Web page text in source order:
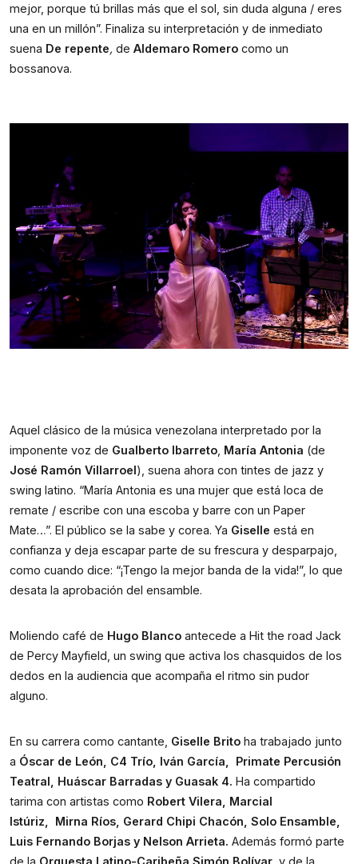
mejor, porque tú brillas más que el sol, sin duda alguna / eres
una en un millón”. Finaliza su interpretación y de inmediato
suena De repente, de Aldemaro Romero como un
bossanova.
Aquel clásico de la música venezolana interpretado por la
imponente voz de Gualberto Ibarreto María Antonia (de
José Ramón Villarroel), suena ahora con tintes de jazz y
swing latino. “María Antonia es una mujer que está loca de
remate / escribe con una escoba y barre con un Paper
Mate…”. El público se la sabe y corea. Ya Giselle está en
confianza y deja escapar parte de su frescura y desparpajo,
como cuando dice: “¡Tengo la mejor banda de la vida!”, lo que
desata la aprobación del ensamble.
Moliendo café de Hugo Blanco antecede a Hit the road Jack
de Percy Mayfield, un swing que activa los chasquidos de los
dedos en la audiencia que acompaña el ritmo sin pudor
alguno.
En su carrera como cantante, Giselle Brito ha trabajado junto
a Óscar de León, C4 Trío, Iván García,  Primate Percusión
Teatral, Huáscar Barradas y Guasak 4. Ha compartido
tarima con artistas como Robert Vilera, Marcial
Istúriz,  Mirna Ríos, Gerard Chipi Chacón, Solo Ensamble,
Luis Fernando Borjas y Nelson Arrieta. Además formó parte